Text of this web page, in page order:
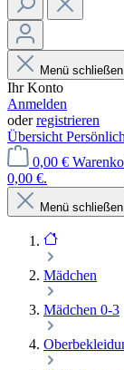
Menü schließen
Ihr Konto
Anmelden
oderregistrieren
Übersicht
0,00 €
0,00 €.
Menü schließen
Mädchen
Mädchen 0-3